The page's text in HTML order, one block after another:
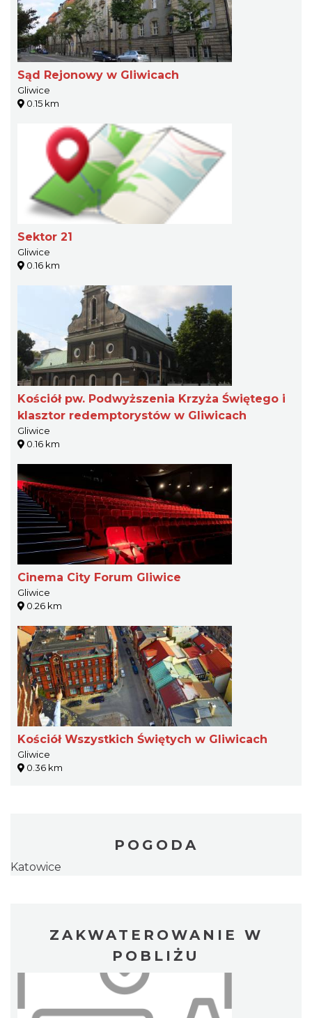
Sąd Rejonowy w Gliwicach
Gliwice
0.15 km
Sektor 21
Gliwice
0.16 km
Kościół pw. Podwyższenia Krzyża Świętego i
klasztor redemptorystów w Gliwicach
Gliwice
0.16 km
Cinema City Forum Gliwice
Gliwice
0.26 km
Kościół Wszystkich Świętych w Gliwicach
Gliwice
0.36 km
POGODA
Katowice
ZAKWATEROWANIE W
POBLIŻU